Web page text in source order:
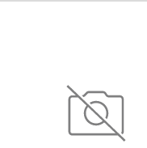
van Kurt König
contact op voor
mogelijk in 37574 Einbeck
| EXW Einbeck |